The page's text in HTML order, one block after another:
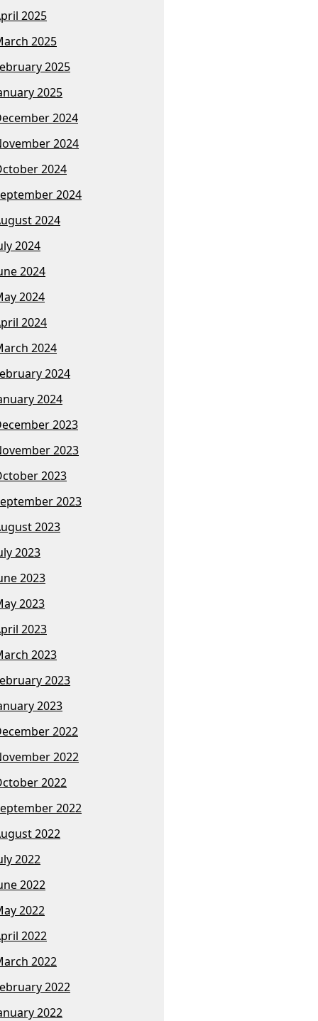
2025
2025
2025
2025
2024
2024
2024
2024
2024
2024
2024
2024
2024
2024
2024
2024
2023
2023
2023
2023
2023
2023
2023
2023
2023
2023
2023
2023
2022
2022
2022
2022
2022
2022
2022
2022
2022
2022
2022
2022